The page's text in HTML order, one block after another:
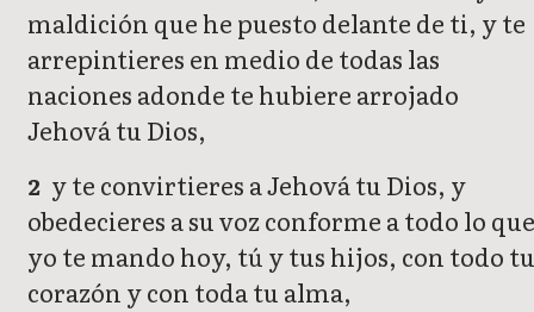
maldición que he puesto delante de ti, y te
arrepintieres en medio de todas las
naciones adonde te hubiere arrojado
Jehová tu Dios,
2 y te convirtieres a Jehová tu Dios, y
obedecieres a su voz conforme a todo lo que
yo te mando hoy, tú y tus hijos, con todo tu
corazón y con toda tu alma,